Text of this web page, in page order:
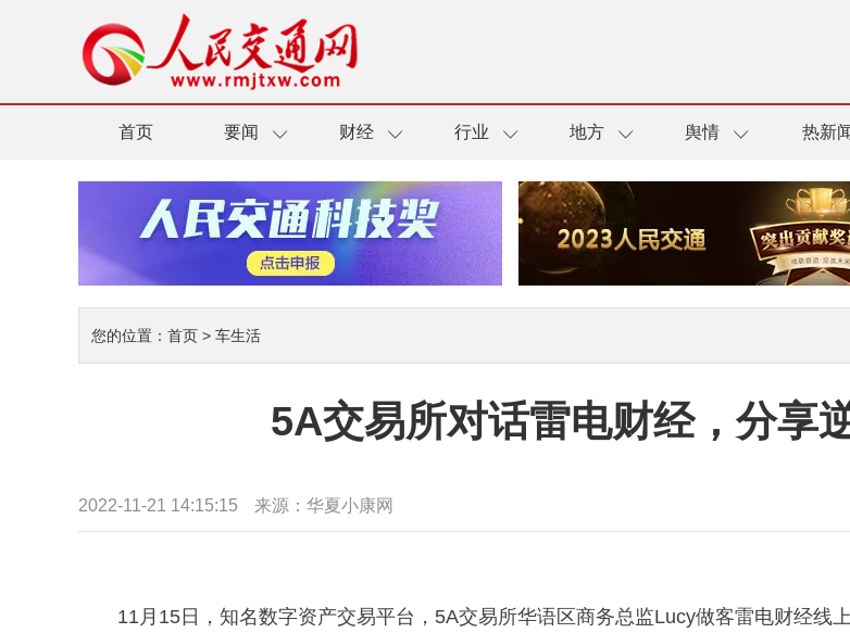
首页 要闻 财经 行业 地方 舆情 热新
您的位置： 首页 > 车生活
5A交易所对话雷电财经，分享
2022-11-21 14:15:15 来源：华夏小康网
11月15日，知名数字资产交易平台，5A交易所华语区商务总监Lucy做客雷电财经线